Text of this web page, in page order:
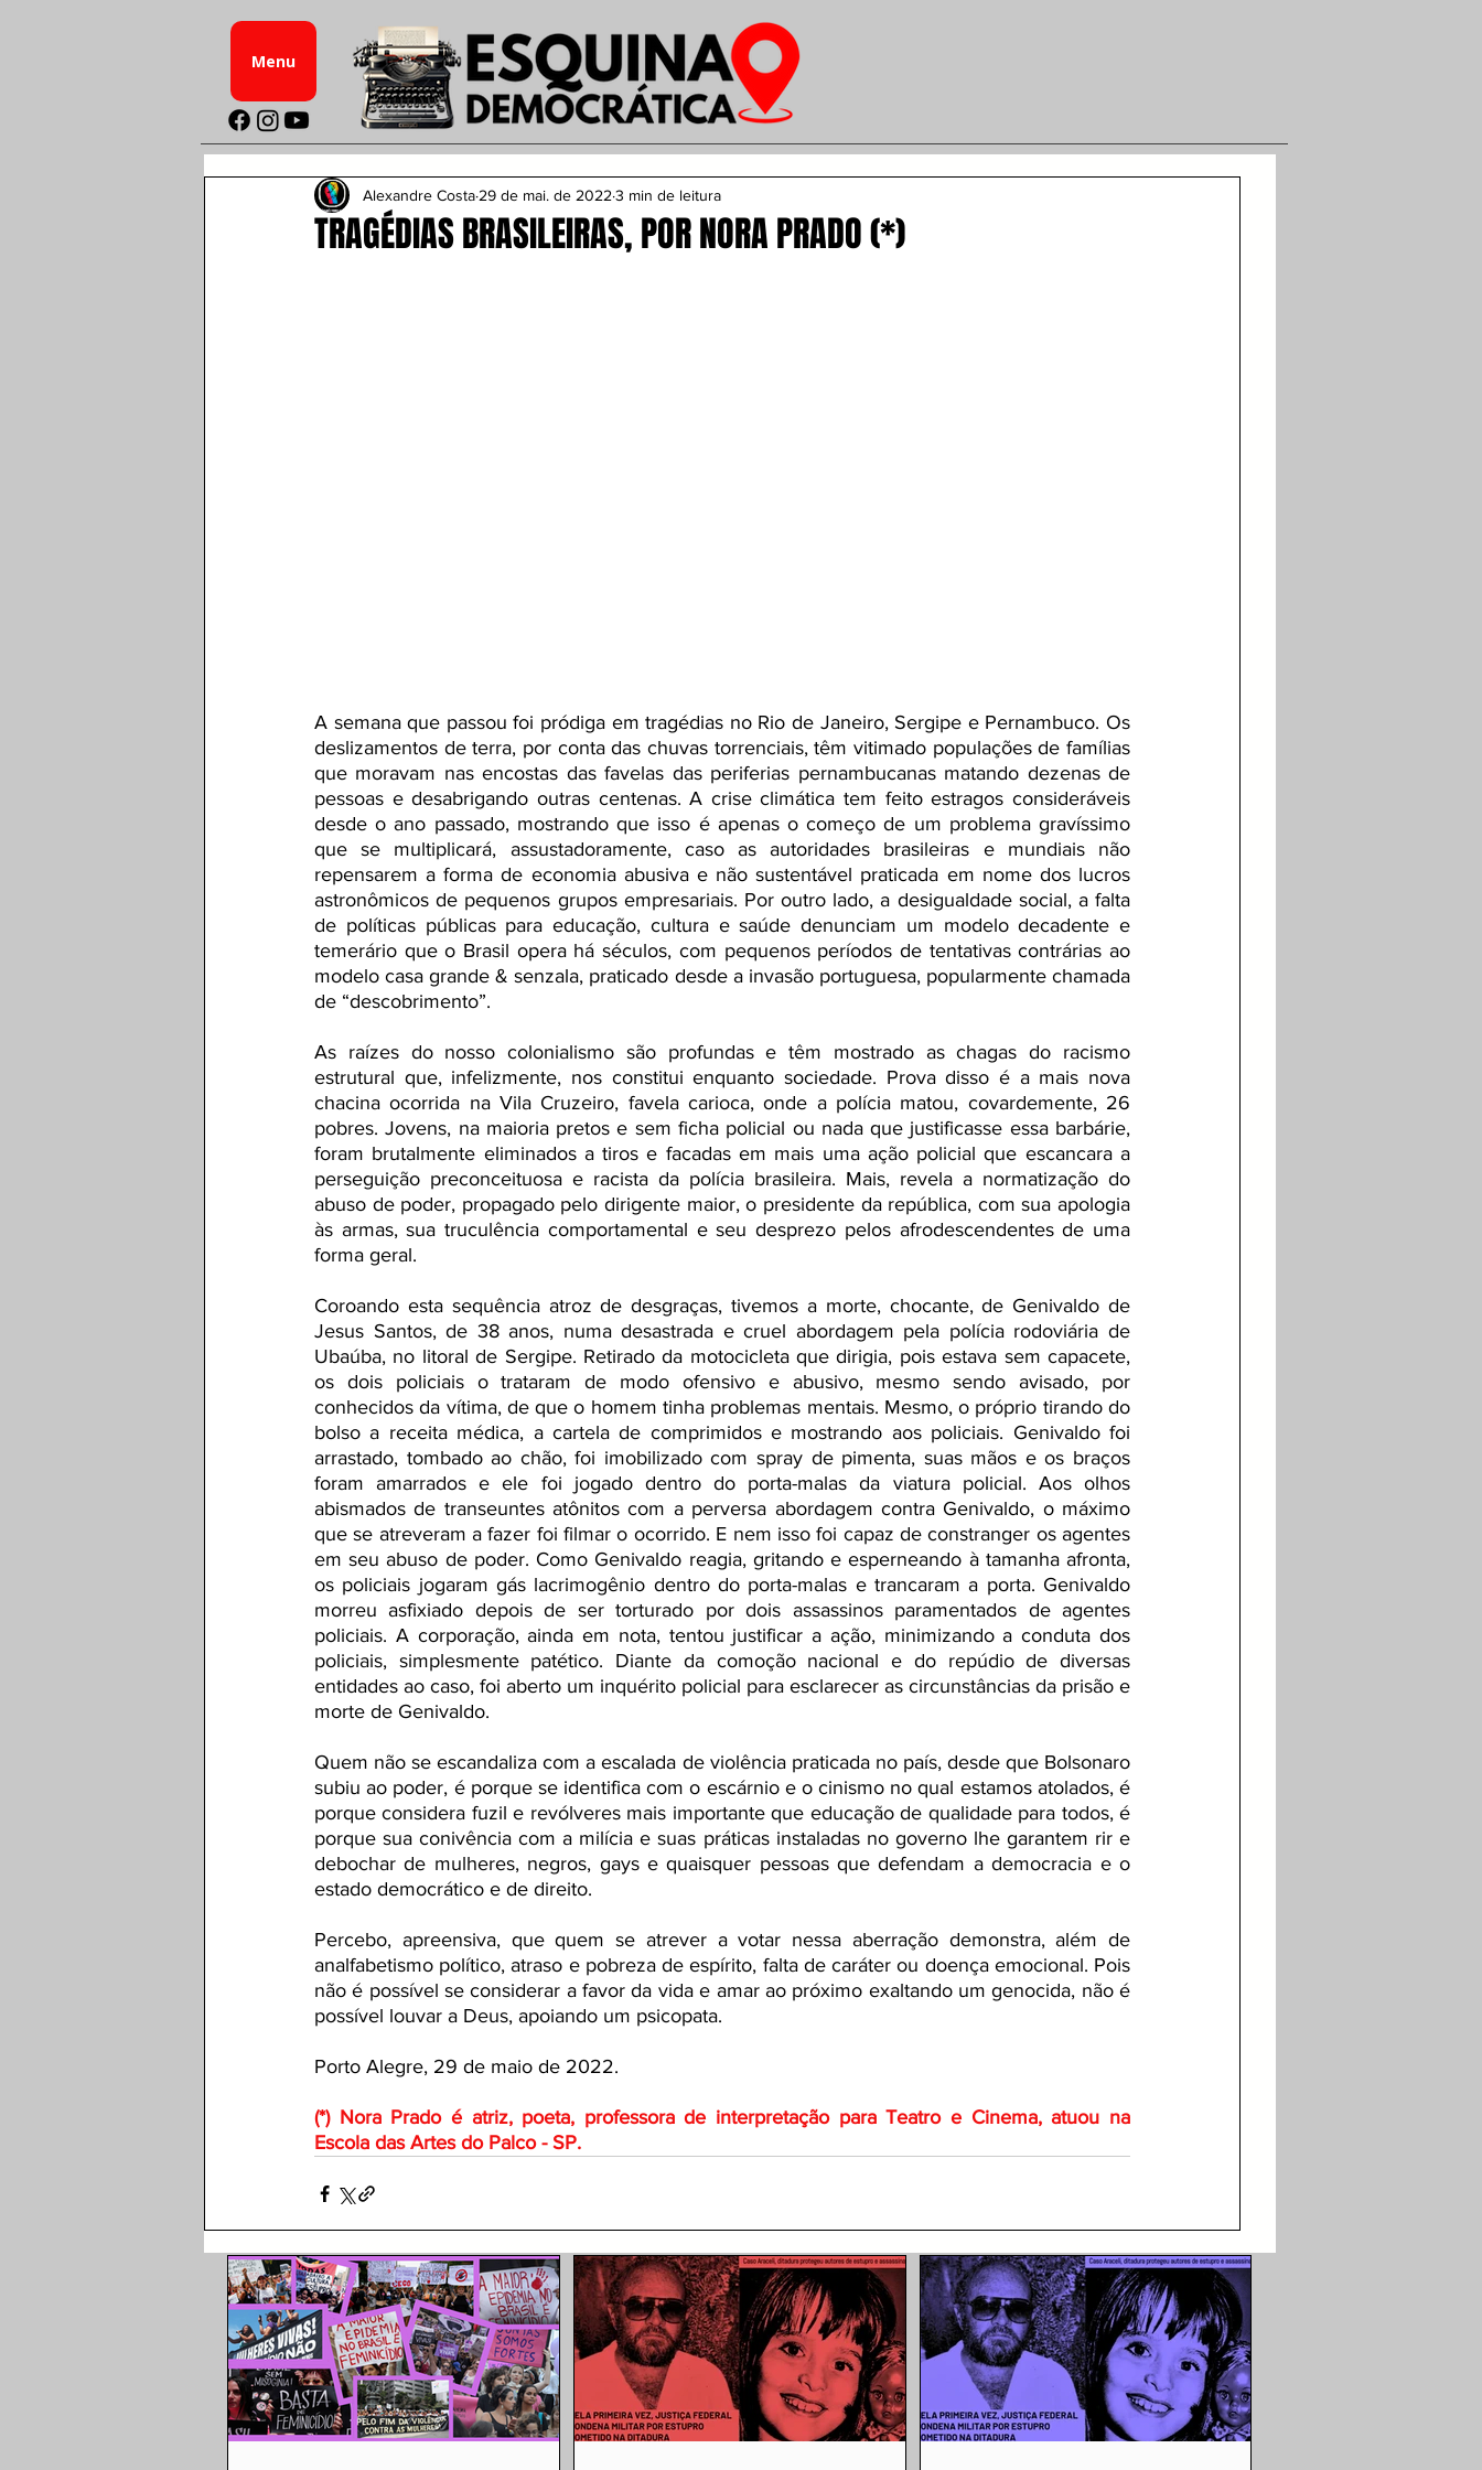
Menu
TRAGÉDIAS BRASILEIRAS, POR NORA PRADO (*)
Alexandre Costa 29 de mai. de 2022 3 min de leitura
A semana que passou foi pródiga em tragédias no Rio de Janeiro, Sergipe e Pernambuco. Os
deslizamentos de terra, por conta das chuvas torrenciais, têm vitimado populações de famílias
que moravam nas encostas das favelas das periferias pernambucanas matando dezenas de
pessoas e desabrigando outras centenas. A crise climática tem feito estragos consideráveis
desde o ano passado, mostrando que isso é apenas o começo de um problema gravíssimo
que se multiplicará, assustadoramente, caso as autoridades brasileiras e mundiais não
repensarem a forma de economia abusiva e não sustentável praticada em nome dos lucros
astronômicos de pequenos grupos empresariais. Por outro lado, a desigualdade social, a falta
de políticas públicas para educação, cultura e saúde denunciam um modelo decadente e
temerário que o Brasil opera há séculos, com pequenos períodos de tentativas contrárias ao
modelo casa grande & senzala, praticado desde a invasão portuguesa, popularmente chamada
de “descobrimento”.
As raízes do nosso colonialismo são profundas e têm mostrado as chagas do racismo
estrutural que, infelizmente, nos constitui enquanto sociedade. Prova disso é a mais nova
chacina ocorrida na Vila Cruzeiro, favela carioca, onde a polícia matou, covardemente, 26
pobres. Jovens, na maioria pretos e sem ficha policial ou nada que justificasse essa barbárie,
foram brutalmente eliminados a tiros e facadas em mais uma ação policial que escancara a
perseguição preconceituosa e racista da polícia brasileira. Mais, revela a normatização do
abuso de poder, propagado pelo dirigente maior, o presidente da república, com sua apologia
às armas, sua truculência comportamental e seu desprezo pelos afrodescendentes de uma
forma geral.
Coroando esta sequência atroz de desgraças, tivemos a morte, chocante, de Genivaldo de
Jesus Santos, de 38 anos, numa desastrada e cruel abordagem pela polícia rodoviária de
Ubaúba, no litoral de Sergipe. Retirado da motocicleta que dirigia, pois estava sem capacete,
os dois policiais o trataram de modo ofensivo e abusivo, mesmo sendo avisado, por
conhecidos da vítima, de que o homem tinha problemas mentais. Mesmo, o próprio tirando do
bolso a receita médica, a cartela de comprimidos e mostrando aos policiais. Genivaldo foi
arrastado, tombado ao chão, foi imobilizado com spray de pimenta, suas mãos e os braços
foram amarrados e ele foi jogado dentro do porta-malas da viatura policial. Aos olhos
abismados de transeuntes atônitos com a perversa abordagem contra Genivaldo, o máximo
que se atreveram a fazer foi filmar o ocorrido. E nem isso foi capaz de constranger os agentes
em seu abuso de poder. Como Genivaldo reagia, gritando e esperneando à tamanha afronta,
os policiais jogaram gás lacrimogênio dentro do porta-malas e trancaram a porta. Genivaldo
morreu asfixiado depois de ser torturado por dois assassinos paramentados de agentes
policiais. A corporação, ainda em nota, tentou justificar a ação, minimizando a conduta dos
policiais, simplesmente patético. Diante da comoção nacional e do repúdio de diversas
entidades ao caso, foi aberto um inquérito policial para esclarecer as circunstâncias da prisão e
morte de Genivaldo.
Quem não se escandaliza com a escalada de violência praticada no país, desde que Bolsonaro
subiu ao poder, é porque se identifica com o escárnio e o cinismo no qual estamos atolados, é
porque considera fuzil e revólveres mais importante que educação de qualidade para todos, é
porque sua conivência com a milícia e suas práticas instaladas no governo lhe garantem rir e
debochar de mulheres, negros, gays e quaisquer pessoas que defendam a democracia e o
estado democrático e de direito.
Percebo, apreensiva, que quem se atrever a votar nessa aberração demonstra, além de
analfabetismo político, atraso e pobreza de espírito, falta de caráter ou doença emocional. Pois
não é possível se considerar a favor da vida e amar ao próximo exaltando um genocida, não é
possível louvar a Deus, apoiando um psicopata.
Porto Alegre, 29 de maio de 2022.
(*) Nora Prado é atriz, poeta, professora de interpretação para Teatro e Cinema, atuou na
Escola das Artes do Palco - SP.